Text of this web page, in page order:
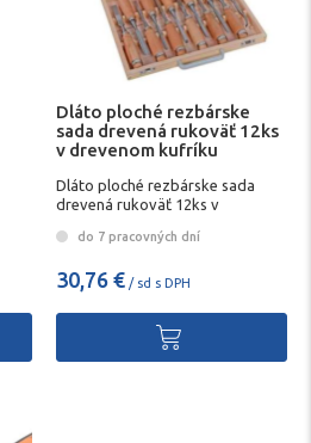
Dláto ploché rezbárske
sada drevená rukoväť 12ks
v drevenom kufríku
Dláto ploché rezbárske sada
drevená rukoväť 12ks v
do 7 pracovných dní
30,76 € / sd s DPH